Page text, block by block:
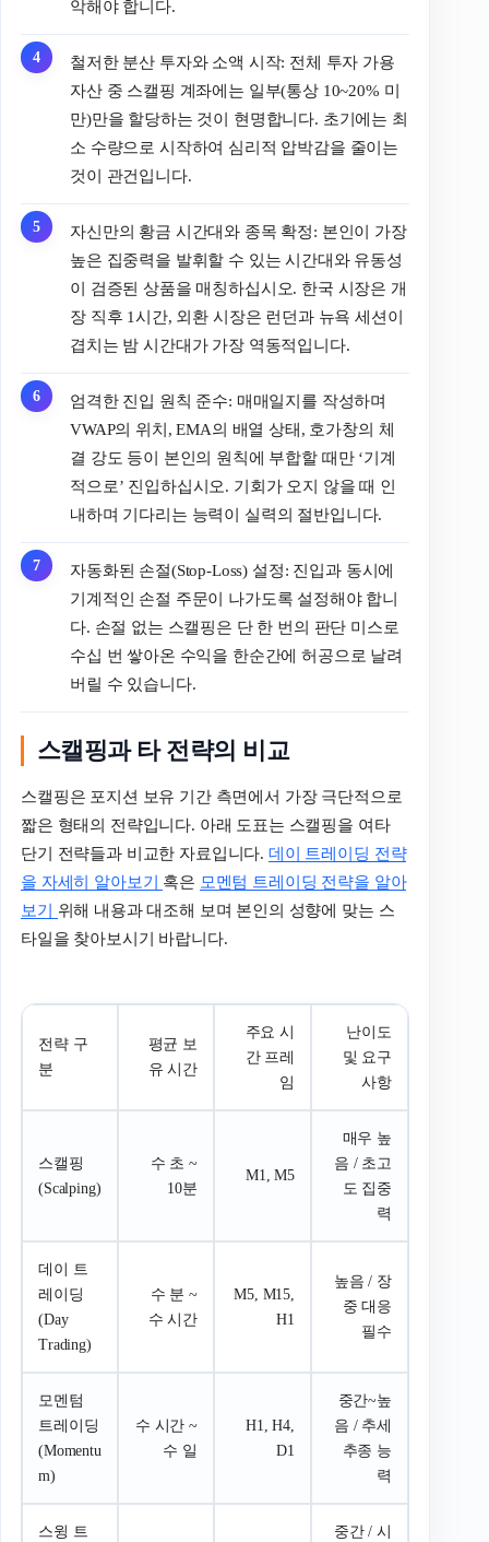
악해야 합니다.
철저한 분산 투자와 소액 시작: 전체 투자 가용
자산 중 스캘핑 계좌에는 일부(통상 10~20% 미
만)만을 할당하는 것이 현명합니다. 초기에는 최
소 수량으로 시작하여 심리적 압박감을 줄이는
것이 관건입니다.
자신만의 황금 시간대와 종목 확정: 본인이 가장
높은 집중력을 발휘할 수 있는 시간대와 유동성
이 검증된 상품을 매칭하십시오. 한국 시장은 개
장 직후 1시간, 외환 시장은 런던과 뉴욕 세션이
겹치는 밤 시간대가 가장 역동적입니다.
엄격한 진입 원칙 준수: 매매일지를 작성하며
VWAP의 위치, EMA의 배열 상태, 호가창의 체
결 강도 등이 본인의 원칙에 부합할 때만 ‘기계
적으로’ 진입하십시오. 기회가 오지 않을 때 인
내하며 기다리는 능력이 실력의 절반입니다.
자동화된 손절(Stop-Loss) 설정: 진입과 동시에
기계적인 손절 주문이 나가도록 설정해야 합니
다. 손절 없는 스캘핑은 단 한 번의 판단 미스로
수십 번 쌓아온 수익을 한순간에 허공으로 날려
버릴 수 있습니다.
스캘핑과 타 전략의 비교
스캘핑은 포지션 보유 기간 측면에서 가장 극단적으로
짧은 형태의 전략입니다. 아래 도표는 스캘핑을 여타
단기 전략들과 비교한 자료입니다. 데이 트레이딩 전략
을 자세히 알아보기 혹은 모멘텀 트레이딩 전략을 알아
보기 위해 내용과 대조해 보며 본인의 성향에 맞는 스
타일을 찾아보시기 바랍니다.
전략 구
분
평균 보
유 시간
주요 시
간 프레
임
난이도
및 요구
사항
스캘핑
(Scalping)
수 초 ~
10분
M1, M5
매우 높
음 / 초고
도 집중
력
데이 트
레이딩
(Day
Trading)
수 분 ~
수 시간
M5, M15,
H1
높음 / 장
중 대응
필수
모멘텀
트레이딩
(Momentu
m)
수 시간 ~
수 일
H1, H4,
D1
중간~높
음 / 추세
추종 능
력
스윙 트
중간 / 시